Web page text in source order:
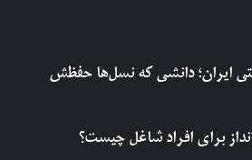
ایران؛ دانشی که نسل‌ها حفظش
برای افراد شاغل چیست؟